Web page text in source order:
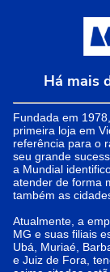
Há mais
Fundada em
primeira loja em
referência para o
seu grande
a Mundial
atender de forma
também as
Atualmente, a
MG e suas filiais
Ubá, Muriaé,
e Juiz de Fora,